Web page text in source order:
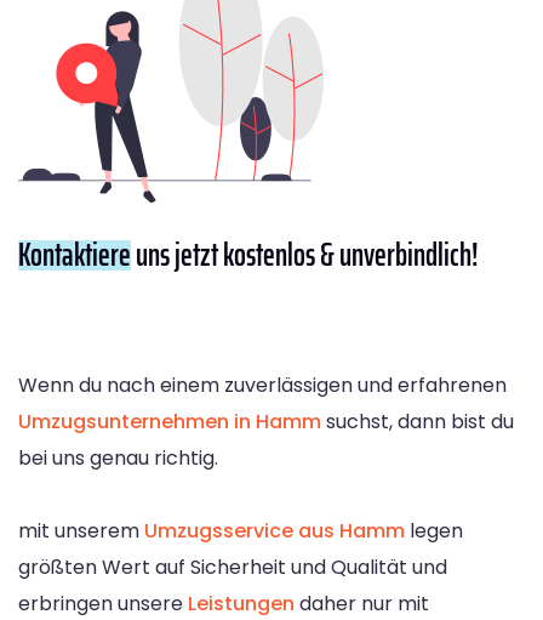
Kontaktiereuns jetzt kostenlos & unverbindlich!
Wenn du nach einem zuverlässigen und erfahrenen
Umzugsunternehmen in Hammsuchst, dann bist du
bei uns genau richtig.
mit unserem Umzugsservice aus Hamm legen
größten Wert auf Sicherheit und Qualität und
erbringen unsere Leistungen daher nur mit